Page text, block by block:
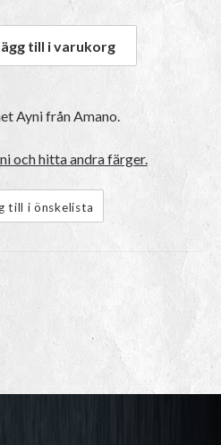
Wheat mängd
till i varukorg
Ayni från Amano.
och hitta andra färger.
till i önskelista